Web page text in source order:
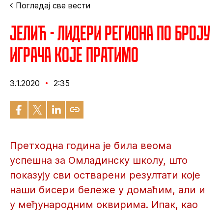
Погледај све вести
Јелић - Лидери региона по броју
играча које пратимо
3.1.2020 2:35
Претходна година је била веома
успешна за Омладинску школу, што
показују сви остварени резултати које
наши бисери бележе у домаћим, али и
у међународним оквирима. Ипак, као